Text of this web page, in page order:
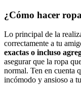
¿Cómo hacer
Lo principal de la
correctamente a tu
exactas o incluso
asegurar que la ropa
normal. Ten en cuenta
incómodo y ansioso a